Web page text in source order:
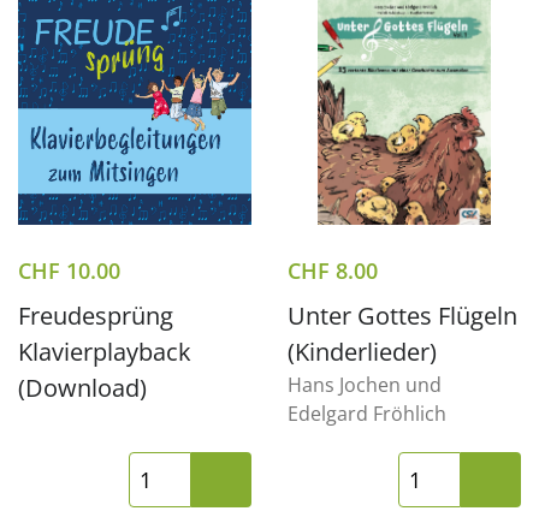
CHF 10.00
Freudesprüng
Klavierplayback
(Download)
CHF 8.00
Unter Gottes Flügeln
(Kinderlieder)
Hans Jochen und
Edelgard Fröhlich